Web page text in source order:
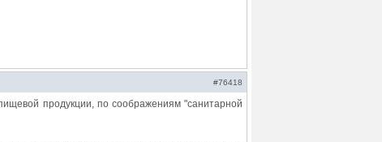
#76418
продукции, по соображениям "санитарной